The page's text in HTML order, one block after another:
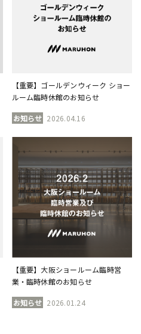
【重要】ゴールデンウィーク ショー
ルーム臨時休館のお知らせ
お知らせ 2026.04.16
【重要】大阪ショールーム臨時営
業・臨時休館のお知らせ
お知らせ 2026.01.24